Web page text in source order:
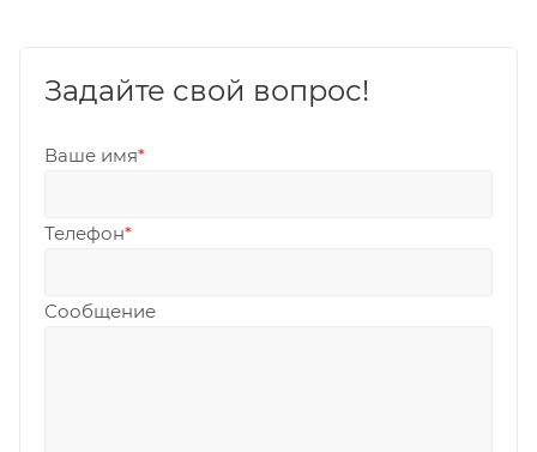
Задайте свой вопрос!
Ваше имя*
Телефон*
Сообщение